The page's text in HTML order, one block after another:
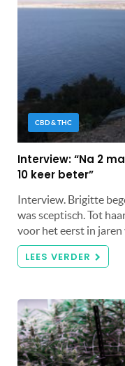
CBD & THC
Interview: “Na 2
10 keer beter”
Interview. Brigitte
was sceptisch. Tot
voor het eerst in jaren
LEES VERDER